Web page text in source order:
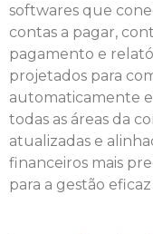
softwares que
contas a pagar,
pagamento e
projetados para
automaticamente
todas as áreas da
atualizadas e
financeiros mais
para a gestão